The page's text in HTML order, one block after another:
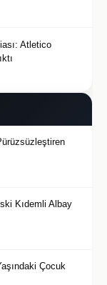
Atletico
Kıdemli Albay
Çocuk